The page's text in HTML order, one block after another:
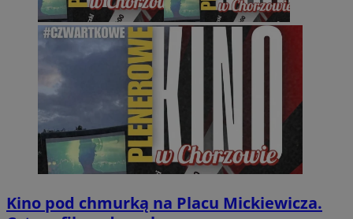
Kino pod chmurką na Placu Mickiewicza.